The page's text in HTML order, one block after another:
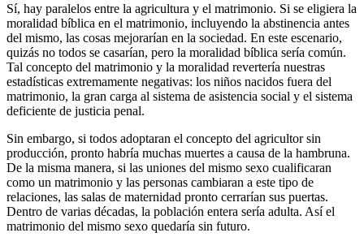
Sí, hay paralelos entre la agricultura y el matrimonio. Si se eligiera la
moralidad bíblica en el matrimonio, incluyendo la abstinencia antes
del mismo, las cosas mejorarían en la sociedad. En este escenario,
quizás no todos se casarían, pero la moralidad bíblica sería común.
Tal concepto del matrimonio y la moralidad revertería nuestras
estadísticas extremamente negativas: los niños nacidos fuera del
matrimonio, la gran carga al sistema de asistencia social y el sistema
deficiente de justicia penal.
Sin embargo, si todos adoptaran el concepto del agricultor sin
producción, pronto habría muchas muertes a causa de la hambruna.
De la misma manera, si las uniones del mismo sexo cualificaran
como un matrimonio y las personas cambiaran a este tipo de
relaciones, las salas de maternidad pronto cerrarían sus puertas.
Dentro de varias décadas, la población entera sería adulta. Así el
matrimonio del mismo sexo quedaría sin futuro.